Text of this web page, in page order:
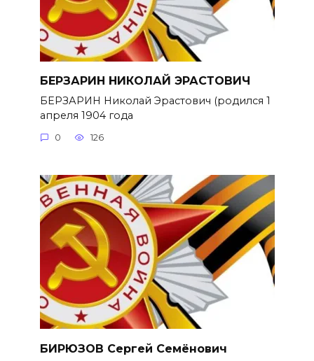
БЕРЗАРИН НИКОЛАЙ ЭРАСТОВИЧ
БЕРЗАРИН Николай Эрастович (родился 1
апреля 1904 года
0 126
БИРЮЗОВ Сергей Семёнович